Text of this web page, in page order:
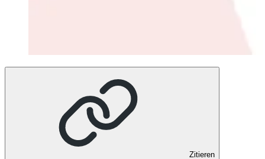
Zitieren